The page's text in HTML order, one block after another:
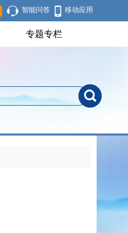
智能问答 移动应用
专题专栏